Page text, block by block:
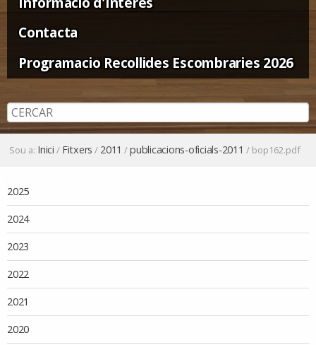
Contacta
Programacio Recollides Escombraries 2026
Sou a: Inici / Fitxers / 2011 /publicacions-oficials-2011 / bop162.pdf
2025
2024
2023
2022
2021
2020